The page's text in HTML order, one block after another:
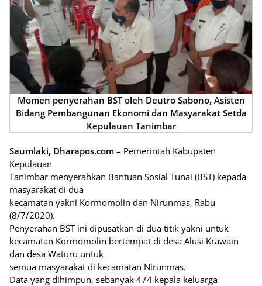
Momen penyerahan BST oleh Deutro Sabono, Asisten
Bidang Pembangunan Ekonomi dan Masyarakat Setda
Kepulauan Tanimbar
Saumlaki, Dharapos.com – Pemerintah Kabupaten
Kepulauan
Tanimbar menyerahkan Bantuan Sosial Tunai (BST) kepada
masyarakat di dua
kecamatan yakni Kormomolin dan Nirunmas, Rabu
(8/7/2020).
Penyerahan BST ini dipusatkan di dua titik yakni untuk
kecamatan Kormomolin bertempat di desa Alusi Krawain
dan desa Waturu untuk
semua masyarakat di kecamatan Nirunmas.
Data yang dihimpun, sebanyak 474 kepala keluarga